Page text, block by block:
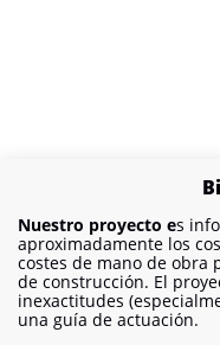
Nuestro proyecto es
aproximadamente los
costes de mano de obra
de construcción. El
inexactitudes
una guía de actuación.